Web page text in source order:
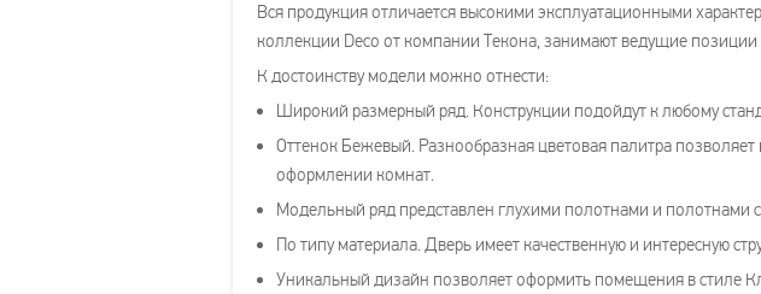
Вся продукция отличается высокими эксплуатационными
коллекции Deco от компании Текона, занимают ведущие позиции
К достоинству модели можно отнести:
Широкий размерный ряд. Конструкции подойдут к любому
Оттенок Бежевый. Разнообразная цветовая палитра
оформлении комнат.
Модельный ряд представлен глухими полотнами и полотнами
По типу материала. Дверь имеет качественную и интересную
Уникальный дизайн позволяет оформить помещения в стиле